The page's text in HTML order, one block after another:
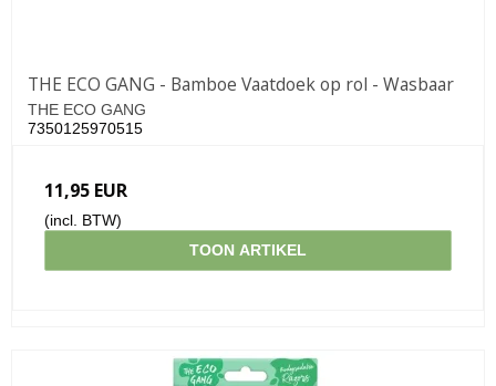
THE ECO GANG - Bamboe Vaatdoek op rol - Wasbaar
THE ECO GANG
7350125970515
11,95 EUR
(incl. BTW)
TOON ARTIKEL